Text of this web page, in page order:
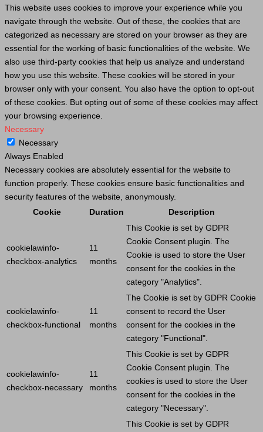
This website uses cookies to improve your experience while you
navigate through the website. Out of these, the cookies that are
categorized as necessary are stored on your browser as they are
essential for the working of basic functionalities of the website. We
also use third-party cookies that help us analyze and understand
how you use this website. These cookies will be stored in your
browser only with your consent. You also have the option to opt-out
of these cookies. But opting out of some of these cookies may affect
your browsing experience.
Necessary
Necessary
Always Enabled
Necessary cookies are absolutely essential for the website to
function properly. These cookies ensure basic functionalities and
security features of the website, anonymously.
Cookie
Duration Description
cookielawinfo-
checkbox-analytics
11
months
This Cookie is set by GDPR
Cookie Consent plugin. The
Cookie is used to store the User
consent for the cookies in the
category "Analytics".
cookielawinfo-
checkbox-functional
11
months
The Cookie is set by GDPR Cookie
consent to record the User
consent for the cookies in the
category "Functional".
cookielawinfo-
checkbox-necessary
11
months
This Cookie is set by GDPR
Cookie Consent plugin. The
cookies is used to store the User
consent for the cookies in the
category "Necessary".
This Cookie is set by GDPR